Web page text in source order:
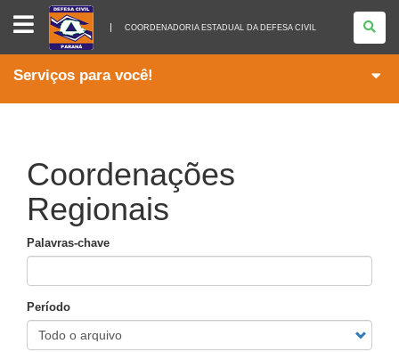
COORDENADORIA
ESTADUAL
DA
DEFESA
COORDENADORIA ESTADUAL DA DEFESA CIVIL
Serviços para você!
Coordenações
Regionais
Palavras-chave
Período